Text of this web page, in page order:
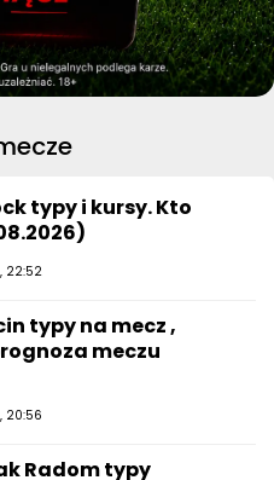
typy i kursy. Kto
22:52
typy na mecz ,
meczu
20:56
Radom typy